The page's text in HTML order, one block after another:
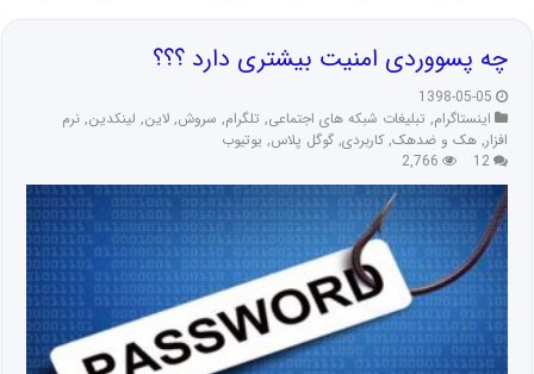
چه پسووردی امنیت بیشتری دارد ؟؟؟
1398-05-05
اینستاگرام, تبلیغات شبکه های اجتماعی, تلگرام, سروش, لاین, لینکدین, نرم
افزار, هک و ضدهک, کاربردی, گوگل پلاس, یوتیوب
12
2,766